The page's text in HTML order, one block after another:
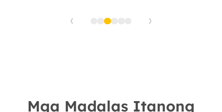
‹ ›
Mga Madalas Itanong